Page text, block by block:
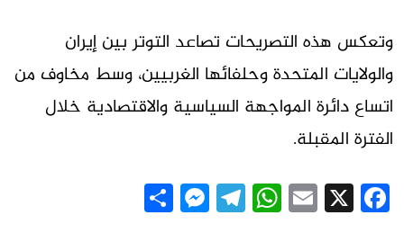
وتعكس هذه التصريحات تصاعد التوتر بين إيران
والولايات المتحدة وحلفائها الغربيين، وسط مخاوف من
اتساع دائرة المواجهة السياسية والاقتصادية خلال
الفترة المقبلة.
Facebook
X
Email
WhatsApp
Telegram
Messenger